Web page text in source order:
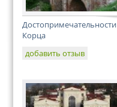
Достопримечательности
Корца
добавить отзыв